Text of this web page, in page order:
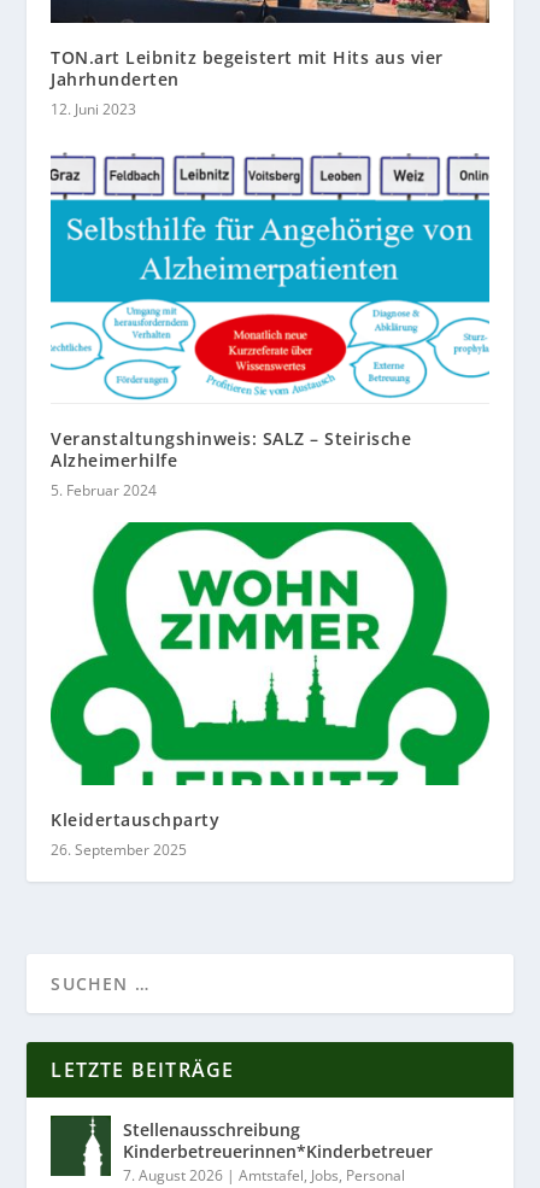
TON.art Leibnitz begeistert mit Hits aus vier
Jahrhunderten
12. Juni 2023
Veranstaltungshinweis: SALZ – Steirische
Alzheimerhilfe
5. Februar 2024
Kleidertauschparty
26. September 2025
LETZTE BEITRÄGE
Stellenausschreibung
Kinderbetreuerinnen*Kinderbetreuer
7. August 2026 |Amtstafel, Jobs, Personal